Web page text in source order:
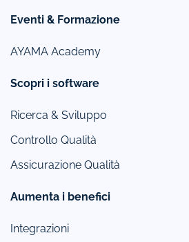
Eventi & Formazione
AYAMA Academy
Scopri i software
Ricerca & Sviluppo
Controllo Qualità
Assicurazione Qualità
Aumenta i benefici
Integrazioni